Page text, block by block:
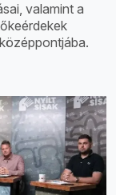
valamint a